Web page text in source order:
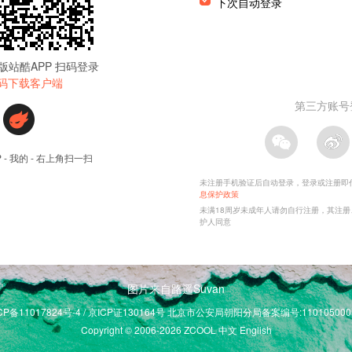
图片来自路遥Suvan
备11017824号-4 / 京ICP证130164号 北京市公安局朝阳分局备案编号
Copyright © 2006-2026 ZCOOL中文English